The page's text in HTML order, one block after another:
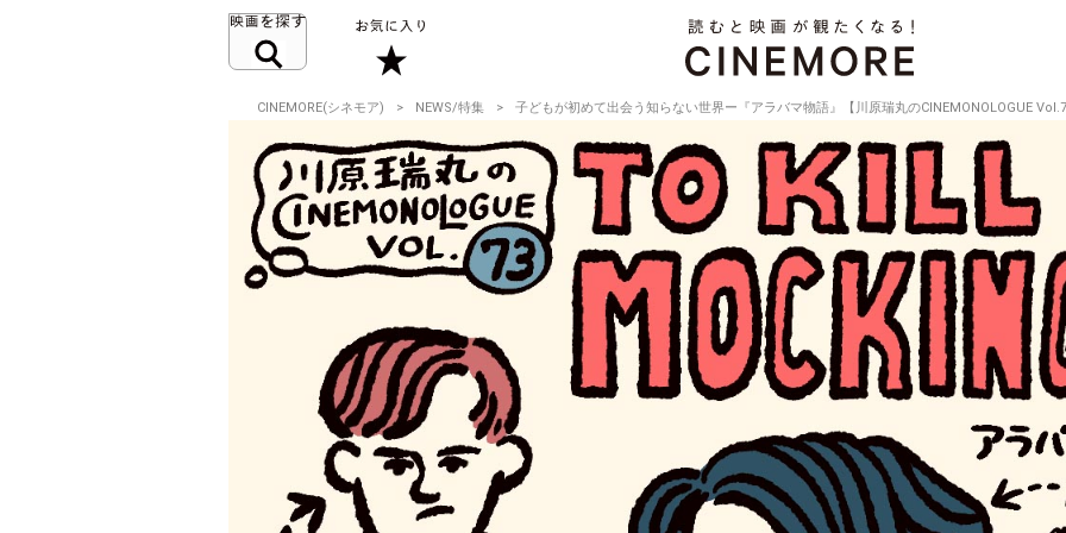
CINEMORE(シネモア) NEWS/特集 子どもが初めて出会う知らない世界ー『アラバマ物語』【川原瑞丸のCINEMONOLOGUE